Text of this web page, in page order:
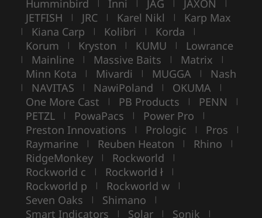
Humminbird | Inni | JAG | JAXON |
JETFISH | JRC | Karel Nikl | Karp Max
| Kiana Carp | Kolibri | Korda |
Korum | Kryston | KUMU | Lowrance
| Mainline | Massive Baits | Matrix |
Minn Kota | Mivardi | MUGGA | Nash
| NAVITAS | NawiPoland | OKUMA |
One More Cast | PB Products | PENN |
PETZL | PowaPacs | Power Pro |
Preston Innovations | Prologic | Pros |
Raymarine | Reuben Heaton | Rhino |
RidgeMonkey | Rockworld |
Rockworld c | Rockworld ł |
Rockworld p | Rockworld w |
Seven Oaks | Shimano |
Smart Indicators | Solar | Sonik |